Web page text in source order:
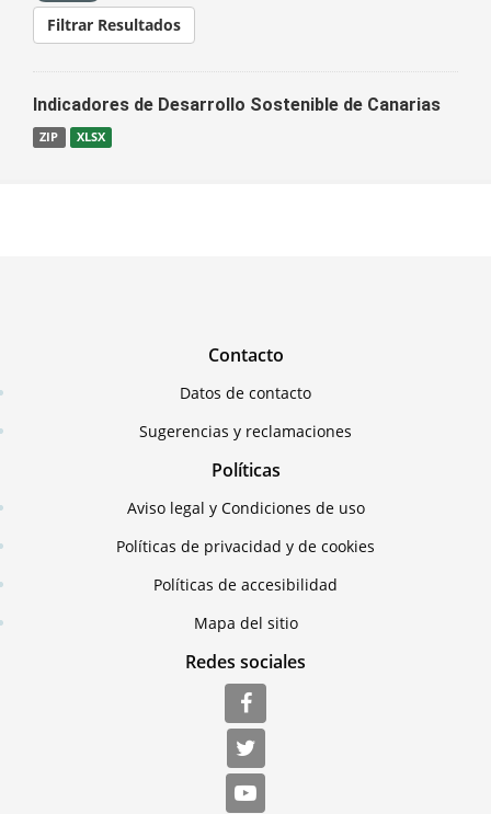
Filtrar Resultados
Indicadores de Desarrollo Sostenible de Canarias
ZIP XLSX
Contacto
Datos de contacto
Sugerencias y reclamaciones
Políticas
Aviso legal y Condiciones de uso
Políticas de privacidad y de cookies
Políticas de accesibilidad
Mapa del sitio
Redes sociales